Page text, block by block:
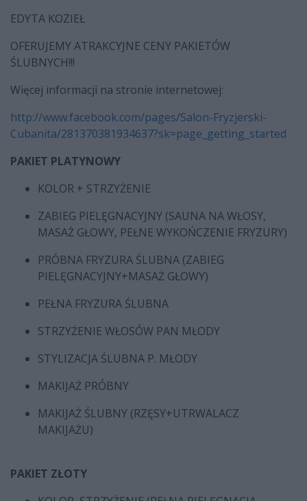
EDYTA KOZIEŁ
OFERUJEMY ATRAKCYJNE CENY PAKIETÓW
ŚLUBNYCH!!!
Więcej informacji na stronie internetowej:
http://www.facebook.com/pages/Salon-Fryzjerski-
Cubanita/281370381934637?sk=page_getting_started
PAKIET PLATYNOWY
KOLOR + STRZYŻENIE
ZABIEG PIELĘGNACYJNY (SAUNA NA WŁOSY,
MASAŻ GŁOWY, PEŁNE WYKOŃCZENIE FRYZURY)
PRÓBNA FRYZURA ŚLUBNA (ZABIEG
PIELĘGNACYJNY+MASAŻ GŁOWY)
PEŁNA FRYZURA ŚLUBNA
STRZYŻENIE WŁOSÓW PAN MŁODY
STYLIZACJA ŚLUBNA P. MŁODY
MAKIJAŻ PRÓBNY
MAKIJAŻ ŚLUBNY (RZĘSY+UTRWALACZ
MAKIJAŻU)
PAKIET ZŁOTY